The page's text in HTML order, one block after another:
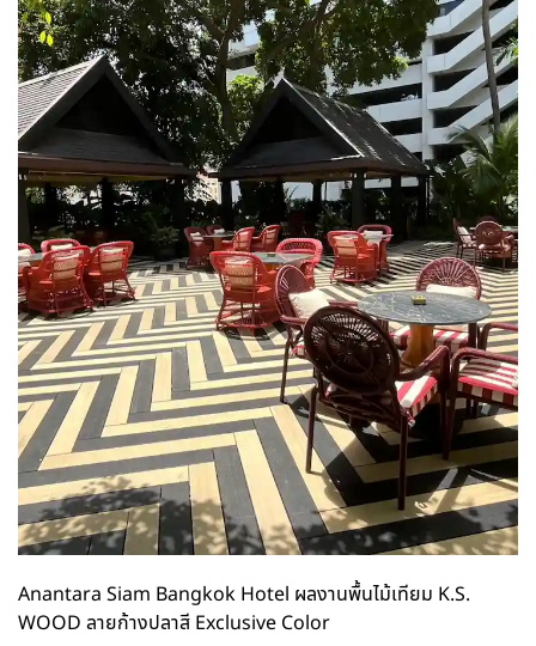
Anantara Siam Bangkok Hotel ผลงานพื้นไม้เทียม K.S.
WOOD ลายก้างปลาสี Exclusive Color